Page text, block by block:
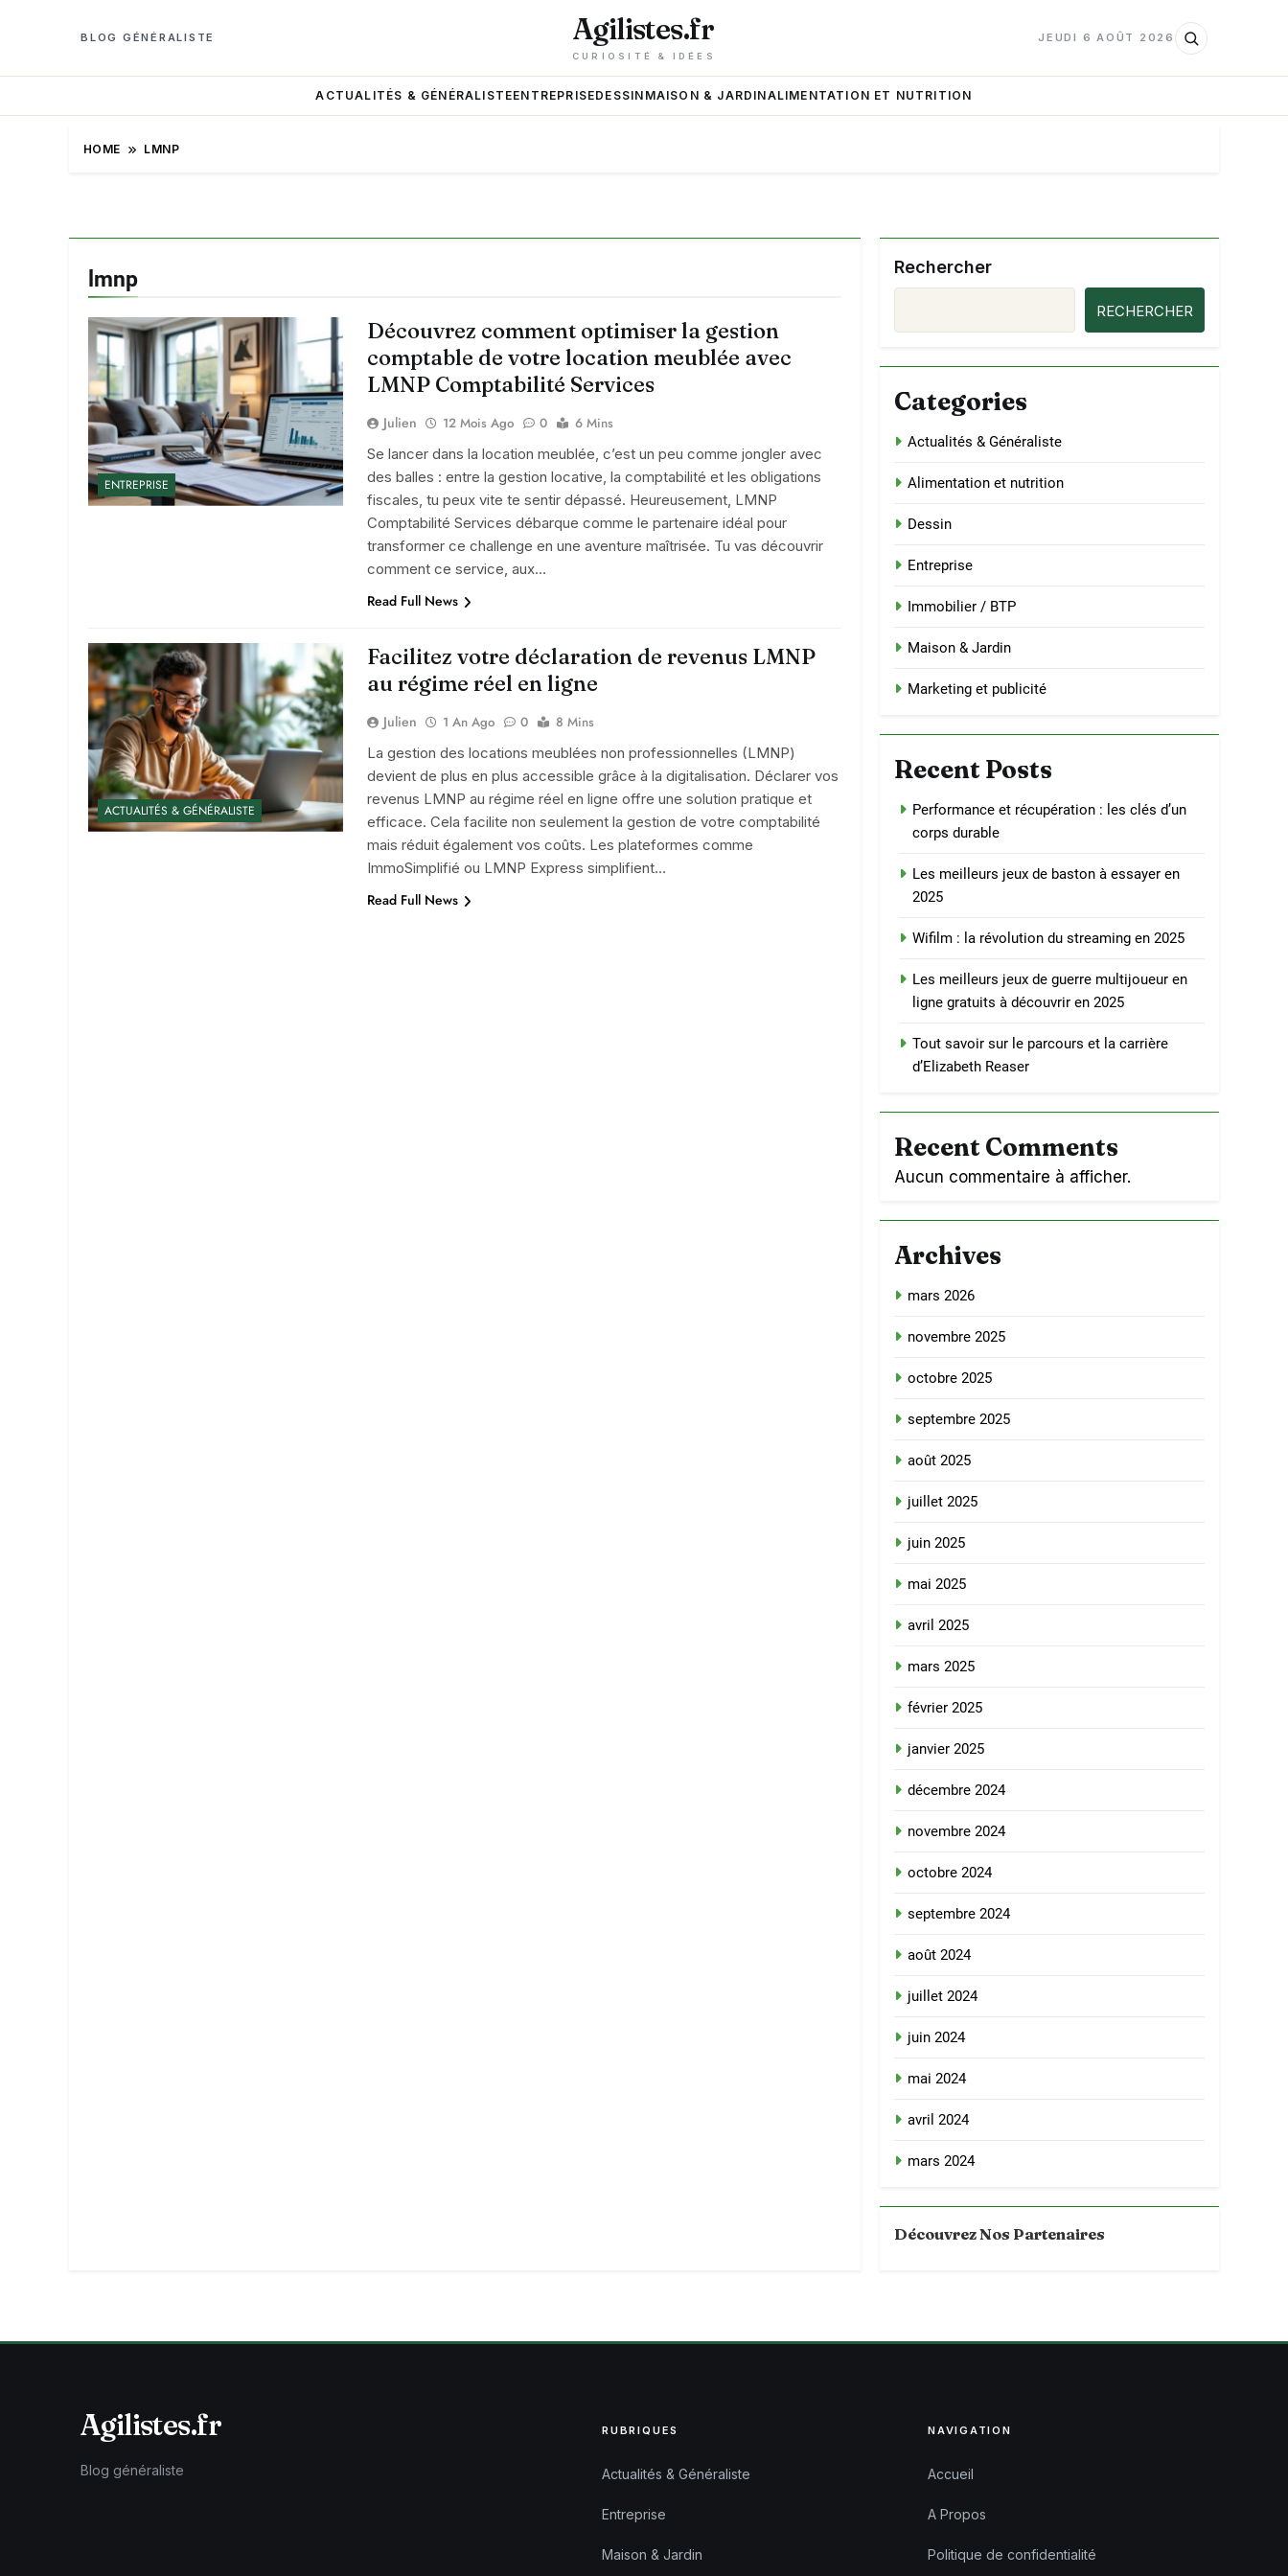
BLOG GÉNÉRALISTE Agilistes.fr
CURIOSITÉ & IDÉES
JEUDI 6 AOÛT 2026
ACTUALITÉS & GÉNÉRALISTEENTREPRISEDESSIN MAISON & JARDINALIMENTATION ET NUTRITION
HOME LMNP
lmnp
ENTREPRISE
Découvrez comment optimiser la gestion
comptable de votre location meublée avec
LMNP Comptabilité Services
Julien 12 Mois Ago 0
6 Mins
Se lancer dans la location meublée, c’est un peu comme jongler avec
des balles : entre la gestion locative, la comptabilité et les obligations
fiscales, tu peux vite te sentir dépassé. Heureusement, LMNP
Comptabilité Services débarque comme le partenaire idéal pour
transformer ce challenge en une aventure maîtrisée. Tu vas découvrir
comment ce service, aux…
Read Full News
ACTUALITÉS & GÉNÉRALISTE
Facilitez votre déclaration de revenus LMNP
au régime réel en ligne
Julien 1 An Ago 0
8 Mins
La gestion des locations meublées non professionnelles (LMNP)
devient de plus en plus accessible grâce à la digitalisation. Déclarer vos
revenus LMNP au régime réel en ligne offre une solution pratique et
efficace. Cela facilite non seulement la gestion de votre comptabilité
mais réduit également vos coûts. Les plateformes comme
ImmoSimplifié ou LMNP Express simplifient…
Read Full News
Rechercher
RECHERCHER
Categories
Actualités & Généraliste
Alimentation et nutrition
Dessin
Entreprise
Immobilier / BTP
Maison & Jardin
Marketing et publicité
Recent Posts
Performance et récupération : les clés d’un
corps durable
Les meilleurs jeux de baston à essayer en
2025
Wifilm : la révolution du streaming en 2025
Les meilleurs jeux de guerre multijoueur en
ligne gratuits à découvrir en 2025
Tout savoir sur le parcours et la carrière
d’Elizabeth Reaser
Recent Comments
Aucun commentaire à afficher.
Archives
mars 2026
novembre 2025
octobre 2025
septembre 2025
août 2025
juillet 2025
juin 2025
mai 2025
avril 2025
mars 2025
février 2025
janvier 2025
décembre 2024
novembre 2024
octobre 2024
septembre 2024
août 2024
juillet 2024
juin 2024
mai 2024
avril 2024
mars 2024
Découvrez Nos Partenaires
Agilistes.fr
Blog généraliste
RUBRIQUES
Actualités & Généraliste
Entreprise
Maison & Jardin
NAVIGATION
Accueil
A Propos
Politique de confidentialité